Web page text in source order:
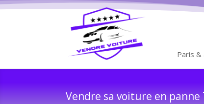
Paris
Vendre sa voiture en